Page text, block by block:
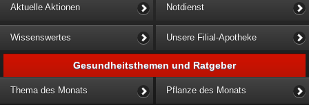
Aktuelle Aktionen Notdienst
Wissenswertes Unsere Filial-Apotheke
Gesundheitsthemen und Ratgeber
Thema des Monats Pflanze des Monats